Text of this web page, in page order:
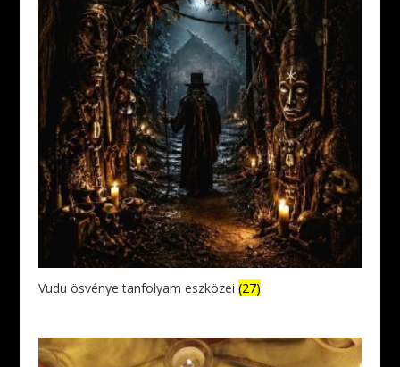
Vudu ösvénye tanfolyam eszközei (27)